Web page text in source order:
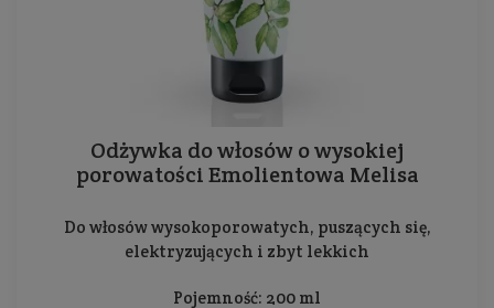
Odżywka do włosów o wysokiej
porowatości Emolientowa Melisa
Do włosów wysokoporowatych, puszących się,
elektryzujących i zbyt lekkich
Pojemność: 200 ml